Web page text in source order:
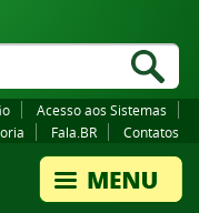
Canais
Acesso aos Sistemas
Fala.BR Contatos